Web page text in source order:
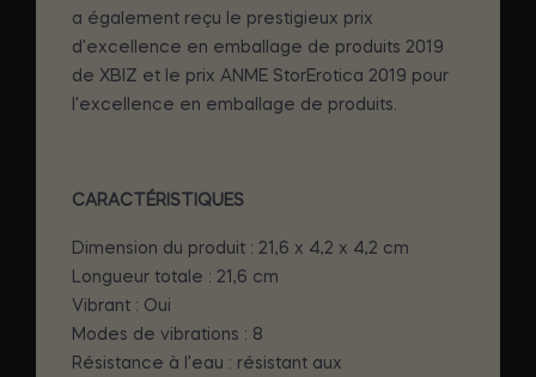
a également reçu le prestigieux prix
d'excellence en emballage de produits 2019
de XBIZ et le prix ANME StorErotica 2019 pour
l'excellence en emballage de produits.
CARACTÉRISTIQUES
Dimension du produit : 21,6 x 4,2 x 4,2 cm
Longueur totale : 21,6 cm
Vibrant : Oui
Modes de vibrations : 8
Résistance à l'eau : résistant aux